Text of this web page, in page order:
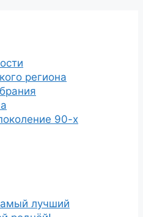
региона
90-х
лучший